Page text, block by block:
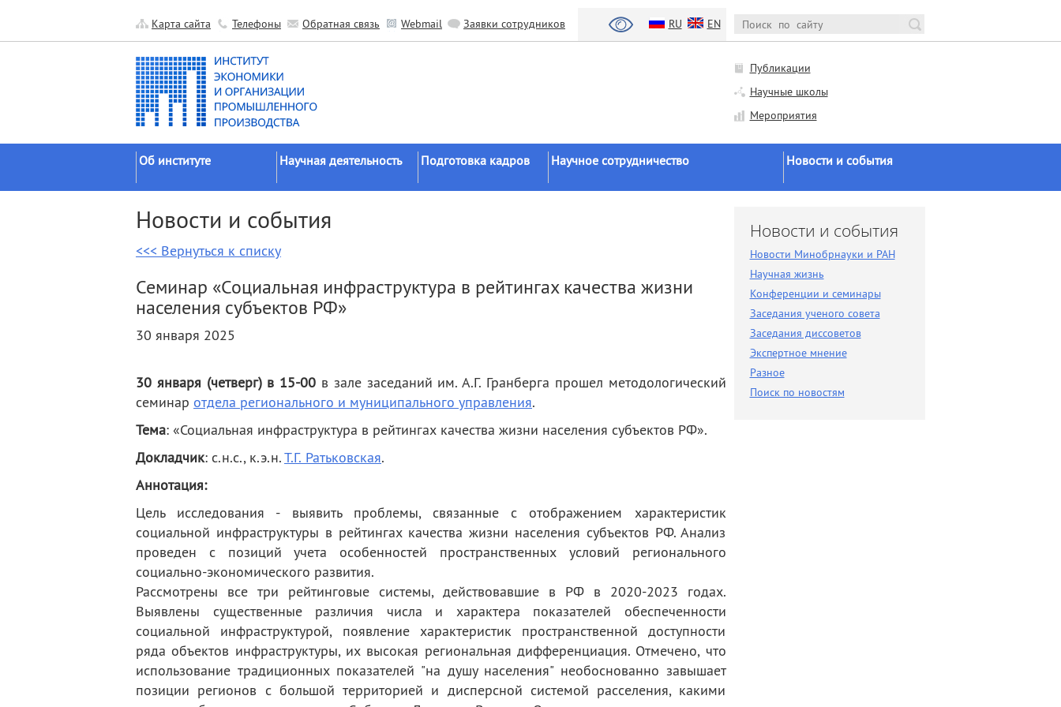
Карта сайта Телефоны Обратная связь Webmail Заявки сотрудников RU EN
Публикации
Научные школы
Мероприятия
Об институте
Официальные документы
История
Научные подразделения
Прочие подразделения
Издательская
Контакты
Научная деятельность
исследований
Гранты
Научные школы
Публикации
Подготовка кадров
советы
Научное сотрудничество
Бизнес
Новости и события
Заседания ученого совета
Заседания диссоветов
Экспертное мнение
Разное
Новости и события
<<< Вернуться к списку
Семинар «Социальная инфраструктура в рейтингах качества жизни
населения субъектов РФ»
30 января 2025
30 января (четверг) в 15-00 в зале заседаний им. А.Г. Гранберга прошел методологический
семинар отдела регионального и муниципального управления.
Тема: «Социальная инфраструктура в рейтингах качества жизни населения субъектов РФ».
Докладчик: с.н.с., к.э.н.Т.Г. Ратьковская.
Аннотация:
Цель исследования - выявить проблемы, связанные с отображением характеристик
социальной инфраструктуры в рейтингах качества жизни населения субъектов РФ. Анализ
проведен с позиций учета особенностей пространственных условий регионального
социально-экономического развития.
Рассмотрены все три рейтинговые системы, действовавшие в РФ в 2020-2023 годах.
Выявлены существенные различия числа и характера показателей обеспеченности
социальной инфраструктурой, появление характеристик пространственной доступности
ряда объектов инфраструктуры, их высокая региональная дифференциация. Отмечено, что
использование традиционных показателей "на душу населения" необоснованно завышает
позиции регионов с большой территорией и дисперсной системой расселения, какими
Новости и события
Новости Минобрнауки и РАН
Научная жизнь
Конференции и семинары
Заседания ученого совета
Заседания диссоветов
Экспертное мнение
Разное
Поиск по новостям